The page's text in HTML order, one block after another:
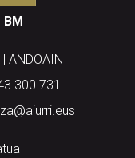
ANDOAIN
300 731